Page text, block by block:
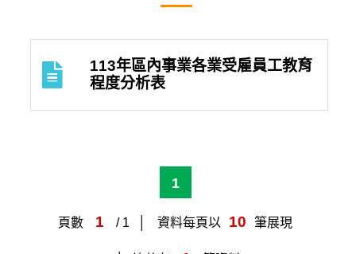
113年區內事業各業受雇員工教育
程度分析表
1
頁數 1 / 1 資料每頁以 10 筆展現